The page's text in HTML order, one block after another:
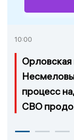
10:00
процесс
СВО